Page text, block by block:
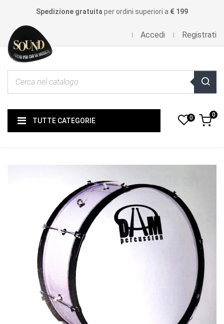
Spedizione gratuita per ordini superiori a € 199
Accedi Registrati
TUTTE CATEGORIE 0 0